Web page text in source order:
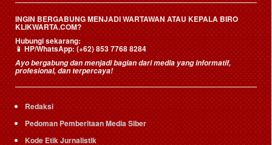
INGIN BERGABUNG MENJADI WARTAWAN ATAU KEPALA BIRO
KLIKWARTA.COM?
Hubungi sekarang:
📱HP/WhatsApp:(+62) 853 7768 8284
Ayo bergabung dan menjadi bagian dari media yang informatif,
profesional, dan terpercaya!
Redaksi
Pedoman Pemberitaan Media Siber
Kode Etik Jurnalistik